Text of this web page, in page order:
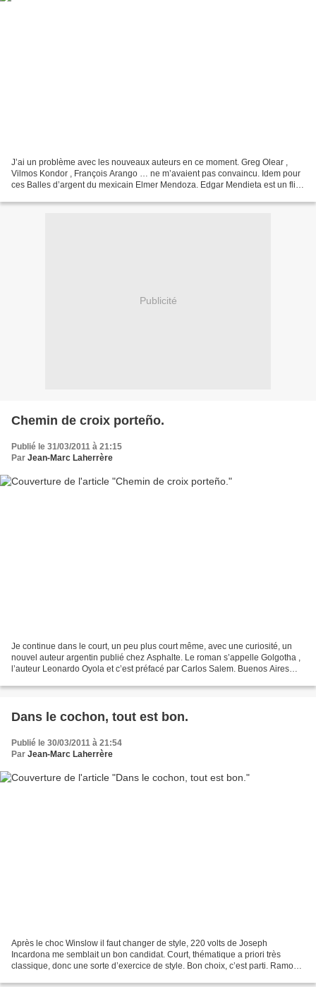
J’ai un problème avec les nouveaux auteurs en ce moment. Greg Olear ,
Vilmos Kondor , François Arango … ne m’avaient pas convaincu. Idem pour
ces Balles d’argent du mexicain Elmer Mendoza. Edgar Mendieta est un flic
Publicité
Chemin de croix porteño.
Publié le 31/03/2011 à 21:15
Par Jean-Marc Laherrère
Je continue dans le court, un peu plus court même, avec une curiosité, un
nouvel auteur argentin publié chez Asphalte. Le roman s’appelle Golgotha ,
l’auteur Leonardo Oyola et c’est préfacé par Carlos Salem. Buenos Aires
Dans le cochon, tout est bon.
Publié le 30/03/2011 à 21:54
Par Jean-Marc Laherrère
Après le choc Winslow il faut changer de style, 220 volts de Joseph
Incardona me semblait un bon candidat. Court, thématique a priori très
classique, donc une sorte d’exercice de style. Bon choix, c’est parti. Ramon